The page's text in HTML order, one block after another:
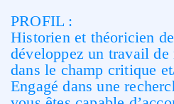
PROFIL :
Historien et théoricien
développez un travail de
dans le champ critique
Engagé dans une